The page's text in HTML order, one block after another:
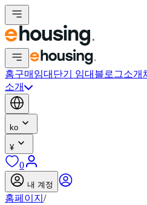
홈구매 임대 단기 임대 블로그소개
소개
ko
¥
0
내 계정
홈페이지 /